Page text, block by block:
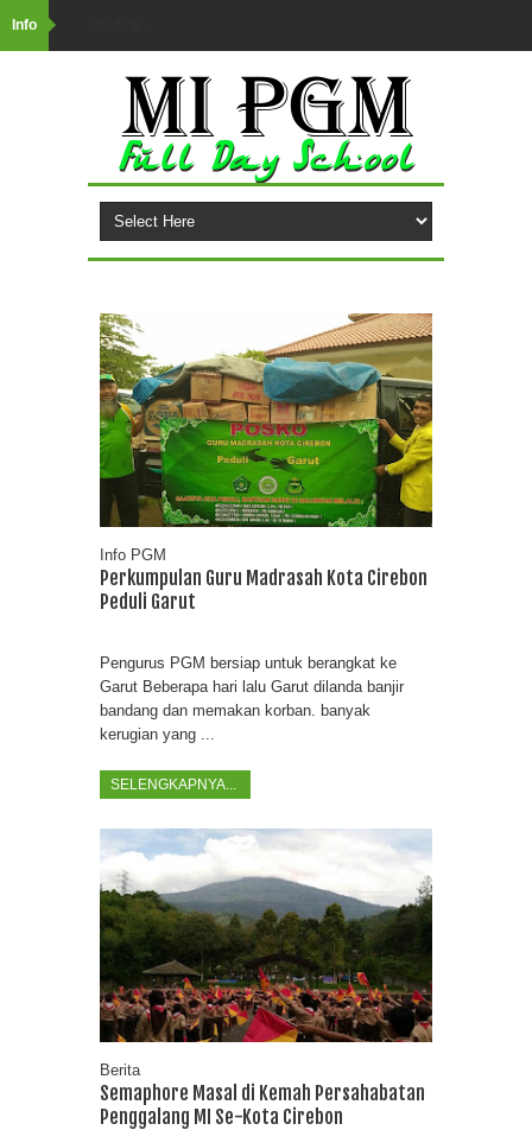
Info
Info PGM
Perkumpulan Guru Madrasah Kota Cirebon
Peduli Garut
Pengurus PGM bersiap untuk berangkat ke
Garut Beberapa hari lalu Garut dilanda banjir
bandang dan memakan korban. banyak
kerugian yang ...
SELENGKAPNYA...
Berita
Semaphore Masal di Kemah Persahabatan
Penggalang MI Se-Kota Cirebon